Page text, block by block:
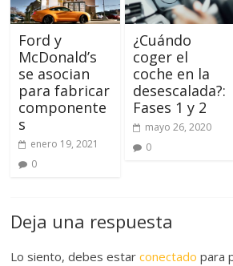
Ford y
McDonald’s
se asocian
para fabricar
componente
s
enero 19, 2021
0
¿Cuándo
coger el
coche en la
desescalada?:
Fases 1 y 2
mayo 26, 2020
0
Deja una respuesta
Lo siento, debes estarconectado para